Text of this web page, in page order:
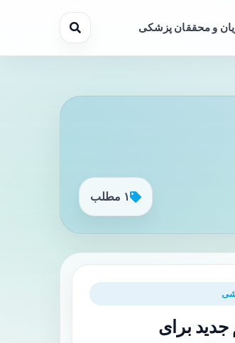
و محققان پزشکی
۱ مطلب
جدید برای